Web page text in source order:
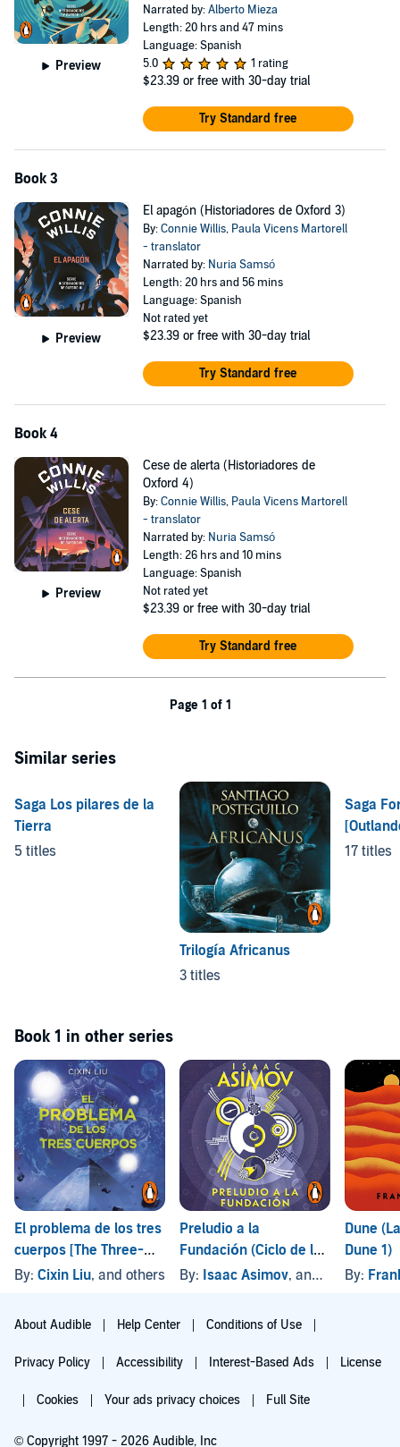
Preview
Narrated by:Alberto Mieza
Length: 20 hrs and 47 mins
Language: Spanish
5.0
1 rating
$23.39 or free with 30-day trial
Try Standard free
Book 3
Preview
El apagón (Historiadores de Oxford 3)
By:Connie Willis, Paula Vicens Martorell
- translator
Narrated by: Nuria Samsó
Length: 20 hrs and 56 mins
Language: Spanish
Not rated yet
$23.39 or free with 30-day trial
Try Standard free
Book 4
Preview
Cese de alerta (Historiadores de
Oxford 4)
By:Connie Willis, Paula Vicens Martorell
- translator
Narrated by: Nuria Samsó
Length: 26 hrs and 10 mins
Language: Spanish
Not rated yet
$23.39 or free with 30-day trial
Try Standard free
Page 1 of 1
Similar series
Saga Los pilares de la
Tierra
5 titles
Trilogía Africanus
3 titles
Saga
17 titles
Book 1 in other series
El problema de los tres
cuerpos [The Three-
Body Problem]
By: Cixin Liu, and others
Preludio a la
Fundación (Ciclo de la
Fundación 1)
By: Isaac Asimov, and others
Dune
Dune 1)
By:
About Audible Help Center Conditions of Use
Privacy Policy Accessibility Interest-Based Ads License
Cookies Your ads privacy choices Full Site
© Copyright 1997 - 2026 Audible, Inc